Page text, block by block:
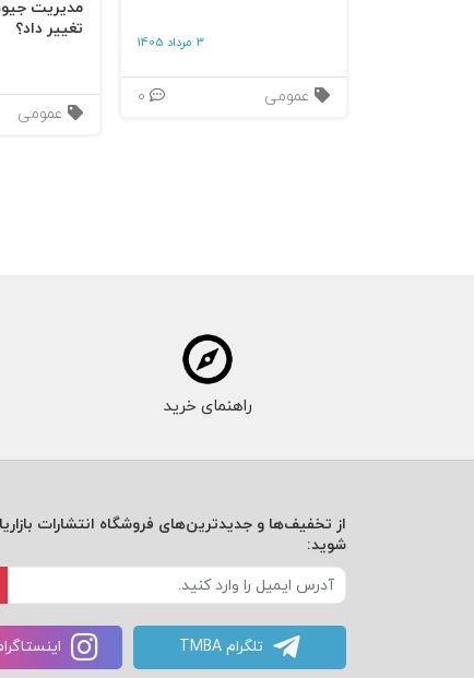
فهرست مطالب:
فصل چهارم: مذاکرۀ پیش‌رونده
فصل پنجم: پانزده قاعدۀ مذاکره دربارۀ
فصل هفتم: مذاکره بدون تله
فصل هشتم: معامله‌گری نسخۀ دو
فصل نهم:‌ چگونه طرف مقابل را وادار کنیم
3 مرداد 1405
عمومی
مدیریت
تغییر داد؟
عمومی
راهنمای خرید
از تخفیف‌ها و جدیدترین‌های فروشگاه انتشارات
شوید:
تلگرام TMBA